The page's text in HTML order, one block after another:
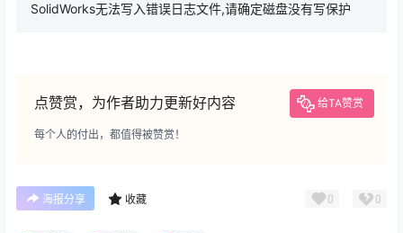
SolidWorks无法写入错误日志文件,请确定磁盘没有写保护
点赞赏，为作者助力更新好内容 给TA赞赏
每个人的付出，都值得被赞赏！
海报分享 收藏 0 0